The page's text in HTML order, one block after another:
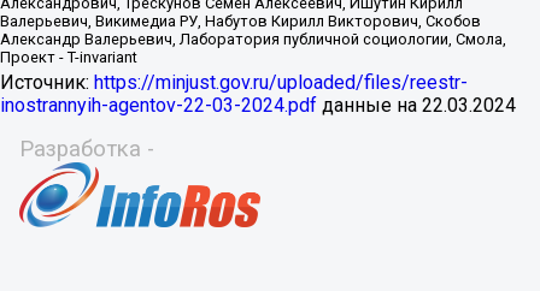
Источник: https://minjust.gov.ru/uploaded/files/reestr-
inostrannyih-agentov-22-03-2024.pdf данные на 22.03.2024
Разработка -